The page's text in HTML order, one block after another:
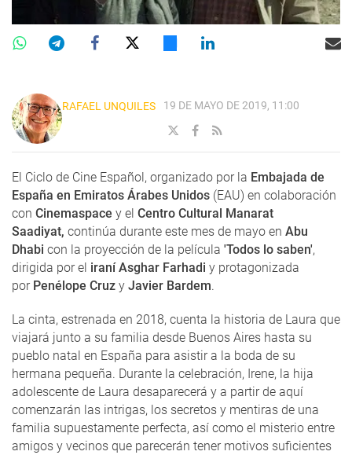
RAFAEL UNQUILES 19 DE MAYO DE 2019, 11:00
El Ciclo de Cine Español, organizado por la Embajada de
España en Emiratos Árabes Unidos (EAU) en colaboración
con Cinemaspace y el Centro Cultural Manarat
Saadiyat, continúa durante este mes de mayo en Abu
Dhabi con la proyección de la película 'Todos lo saben',
dirigida por el iraní Asghar Farhadi y protagonizada
por Penélope Cruz y Javier Bardem.
La cinta, estrenada en 2018, cuenta la historia de Laura que
viajará junto a su familia desde Buenos Aires hasta su
pueblo natal en España para asistir a la boda de su
hermana pequeña. Durante la celebración, Irene, la hija
adolescente de Laura desaparecerá y a partir de aquí
comenzarán las intrigas, los secretos y mentiras de una
familia supuestamente perfecta, así como el misterio entre
amigos y vecinos que parecerán tener motivos suficientes